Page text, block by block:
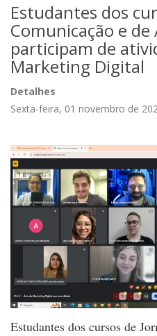
Estudantes dos
Comunicação e
participam de
Marketing Digital
Detalhes
Sexta-feira, 01 novembro de
Estudantes dos cursos de